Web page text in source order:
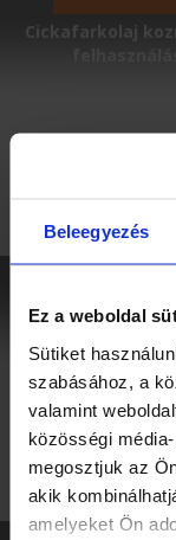
Beleegyezés
Ez a weboldal
Sütiket
szabásához, a
valamint
közösségi
megosztjuk az
akik
amelyeket Ön
Cickafarkolaj
– Kerti kakukkfű
vulgaris)